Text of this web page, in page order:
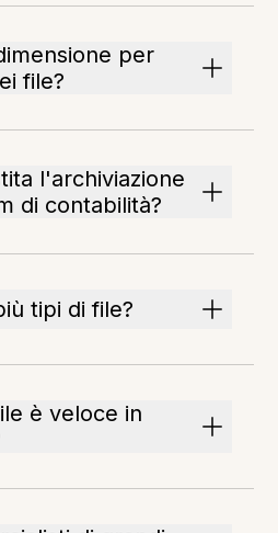
per
file?
l'archiviazione
di contabilità?
tipi di file?
è veloce in